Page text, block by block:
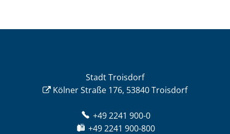
Stadt Troisdorf
Kölner Straße 176, 53840 Troisdorf
+49 2241 900-0
+49 2241 900-800